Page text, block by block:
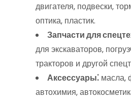
двигателя‚ подвески‚
оптика‚ пластик.
Запчасти для
для экскаваторов‚
тракторов и другой
Аксессуары⁚ масла‚
автохимия‚